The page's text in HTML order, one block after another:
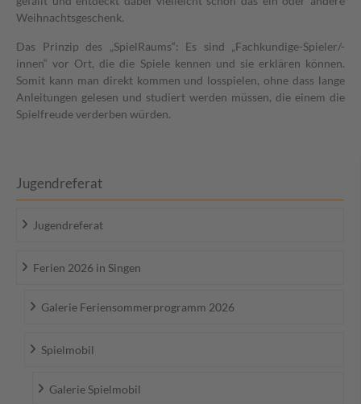
Weihnachtsgeschenk.
Das Prinzip des „SpielRaums“: Es sind „Fachkundige-Spieler/-
innen“ vor Ort, die die Spiele kennen und sie erklären können.
Somit kann man direkt kommen und losspielen, ohne dass lange
Anleitungen gelesen und studiert werden müssen, die einem die
Spielfreude verderben würden.
Jugendreferat
Jugendreferat
Ferien 2026 in Singen
Galerie Feriensommerprogramm 2026
Spielmobil
Galerie Spielmobil